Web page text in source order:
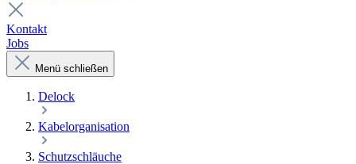
Kontakt
Jobs
Menü schließen
Delock
Kabelorganisation
Schutzschläuche